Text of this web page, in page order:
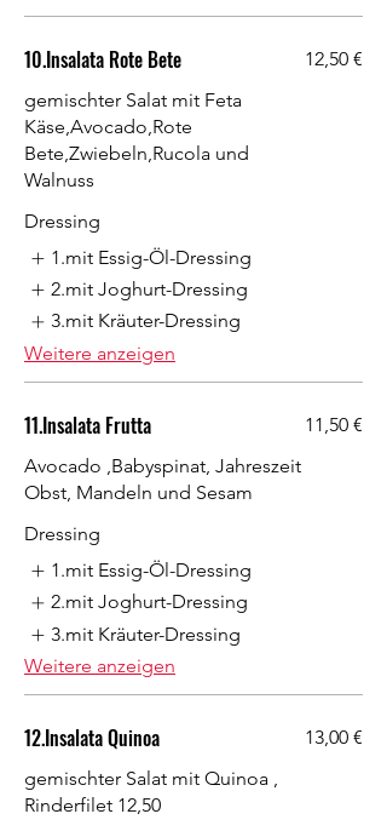
10.Insalata Rote Bete
gemischter Salat mit Feta
Käse,Avocado,Rote
Bete,Zwiebeln,Rucola und
Walnuss
12,50 €
Dressing
1.mit Essig-Öl-Dressing
2.mit Joghurt-Dressing
3.mit Kräuter-Dressing
Weitere anzeigen
11.Insalata Frutta
Avocado ,Babyspinat, Jahreszeit
Obst, Mandeln und Sesam
11,50 €
Dressing
1.mit Essig-Öl-Dressing
2.mit Joghurt-Dressing
3.mit Kräuter-Dressing
Weitere anzeigen
12.Insalata Quinoa
gemischter Salat mit Quinoa ,
Rinderfilet 12,50
13,00 €